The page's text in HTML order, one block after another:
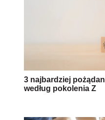
3 najbardziej
według pokolenia Z